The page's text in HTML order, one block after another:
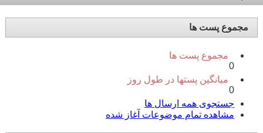
مجموع پست ها
مجموع پست ها
0
میانگین پستها در طول روز
0
جستجوی همه ارسال ها
مشاهده تمام موضوعات آغاز شده